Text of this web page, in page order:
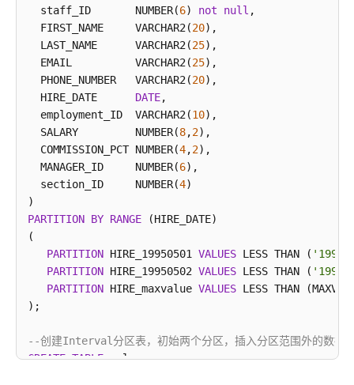
8.x）
开
发
指
南
（集
中
式
_V2.0-
8.x）
_V2.0-
  staff_ID       NUMBER(
6) not null ,
  FIRST_NAME     VARCHAR2(
20),
  LAST_NAME      VARCHAR2(
25),
  EMAIL          VARCHAR2(
25),
  PHONE_NUMBER   VARCHAR2(
20),
  HIRE_DATE
DATE,
  employment_ID  VARCHAR2(
10),
  SALARY         NUMBER(
8,2),
  COMMISSION_PCT NUMBER(
4,2),
  MANAGER_ID     NUMBER(
6),
  section_ID     NUMBER(
4)
PARTITION BY RANGE (HIRE_DATE)
(
PARTITION HIRE_19950501 VALUES LESS THAN (
PARTITION HIRE_19950502 VALUES LESS THAN (
PARTITION HIRE_maxvalue VALUES LESS THAN
);
--创建Interval分区表，初始两个分区，插入分区范围外的数据
CREATE TABLE sales